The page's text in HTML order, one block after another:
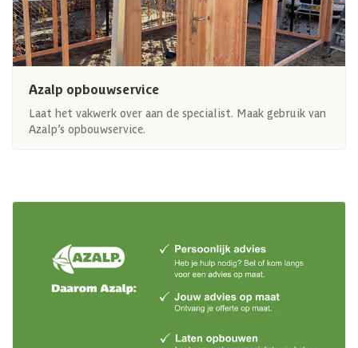
Azalp opbouwservice
Laat het vakwerk over aan de specialist. Maak gebruik van
Azalp’s opbouwservice.